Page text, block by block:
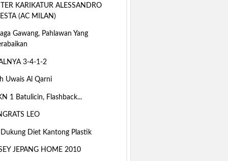
KARIKATUR ALESSANDRO
(AC MILAN)
Gawang, Pahlawan Yang
3-4-1-2
Uwais Al Qarni
1 Batulicin, Flashback...
LEO
Diet Kantong Plastik
JEPANG HOME 2010